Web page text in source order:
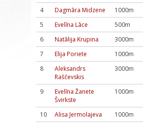
4 Dagmāra Midzene 1000m
5
Evelīna Lāce 500m
6
Natālija Krupina 3000m
7
Elija Poriete 1000m
8
Aleksandrs
Raščevskis
3000m
9
Evelīna Žanete
Švirkste
1000m
10 Alisa Jermolajeva 1000m